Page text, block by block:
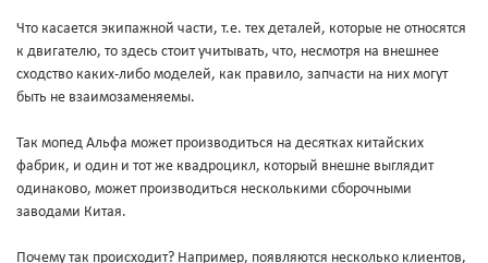
Что касается экипажной части, т.е. тех деталей, которые не относятся
к двигателю, то здесь стоит учитывать, что, несмотря на внешнее
сходство каких-либо моделей, как правило, запчасти на них могут
быть не взаимозаменяемы.
Так мопед Альфа может производиться на десятках китайских
фабрик, и один и тот же квадроцикл, который внешне выглядит
одинаково, может производиться несколькими сборочными
заводами Китая.
Почему так происходит? Например, появляются несколько клиентов,